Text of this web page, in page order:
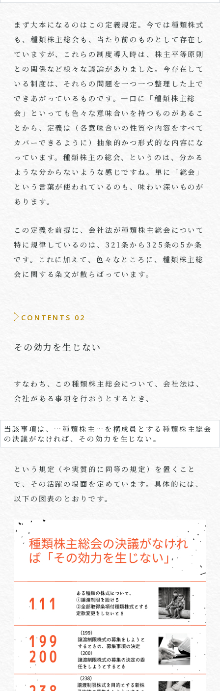
まず大本になるのはこの定義規定。今では種類株式
も、種類株主総会も、当たり前のものとして存在し
ていますが、これらの制度導入時は、株主平等原則
との関係など様々な議論がありました。今存在して
いる制度は、それらの問題を一つ一つ整理した上で
できあがっているものです。一口に「種類株主総
会」といっても色々な意味合いを持つものがあるこ
とから、定義は（各意味合いの性質や内容をすべて
カバーできるように）抽象的かつ形式的な内容にな
っています。種類株主の総会、というのは、分かる
ような分からないような感じですね。単に「総会」
という言葉が使われているのも、味わい深いものが
あります。
この定義を前提に、会社法が種類株主総会について
特に規律しているのは、 321条から 325条の 5 か条
です。これに加えて、色々なところに、種類株主総
会に関する条文が散らばっています。
CONTENTS 02
その効力を生じない
すなわち、この種類株主総会について、会社法は、
会社がある事項を行おうとするとき、
当該事項は、…種類株主…を構成員とする種類株主総会
の決議がなければ、その効力を生じない。
という規定（や実質的に同等の規定）を置くこと
で、その活躍の場面を定めています。具体的には、
以下の図表のとおりです。